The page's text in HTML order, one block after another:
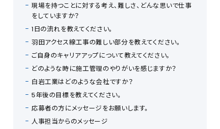
現場を持つことに対する考え、難しさ、どんな思いで仕事
をしていますか？
1日の流れを教えてください。
羽田アクセス線工事の難しい部分を教えてください。
ご自身のキャリアアップについて教えてください。
どのような時に施工管理のやりがいを感じますか？
白岩工業はどのような会社ですか？
5年後の目標を教えてください。
応募者の方にメッセージをお願いします。
人事担当からのメッセージ